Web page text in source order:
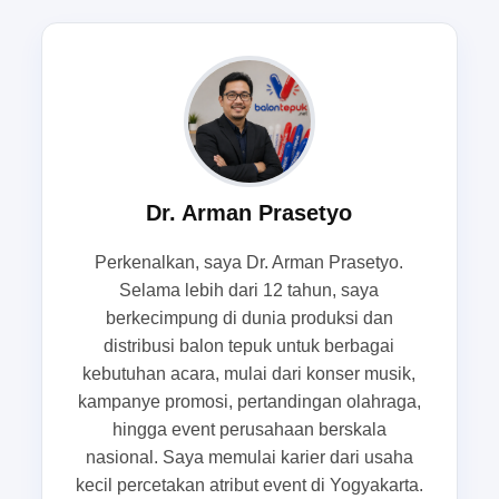
tetapi juga membantu membangun kekuatan
visual yang langsung terbaca dari tribun. Untuk
laga kandang, turnamen antarkomunitas, hingga
arak-arakan dukungan tim,balon tepuk bali
tanpa membuat koordinasi massa menjadi rumit.
Dukungan yang terdengar ramai belum
tentu terlihat kompak
Banyak orang mengira atmosfer stadion sudah
otomatis hidup ketika suara suporter terdengar
keras. Padahal, dalam praktiknya, dukungan
yang terdengar ramai belum tentu terlihat
Dr. Arman Prasetyo
Perkenalkan, saya Dr. Arman Prasetyo.
Selama lebih dari 12 tahun, saya
berkecimpung di dunia produksi dan
distribusi balon tepuk untuk berbagai
kebutuhan acara, mulai dari konser musik,
kampanye promosi, pertandingan olahraga,
hingga event perusahaan berskala
nasional. Saya memulai karier dari usaha
kecil percetakan atribut event di Yogyakarta.